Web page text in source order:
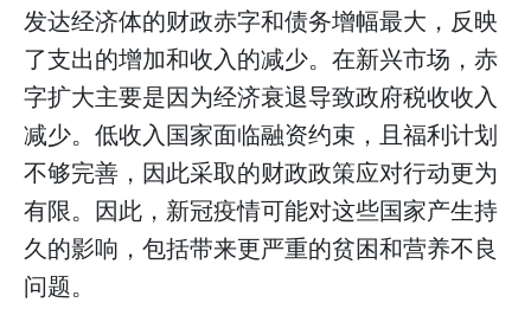
发达经济体的财政赤字和债务增幅最大，反映
了支出的增加和收入的减少。在新兴市场，赤
字扩大主要是因为经济衰退导致政府税收收入
减少。低收入国家面临融资约束，且福利计划
不够完善，因此采取的财政政策应对行动更为
有限。因此，新冠疫情可能对这些国家产生持
久的影响，包括带来更严重的贫困和营养不良
问题。